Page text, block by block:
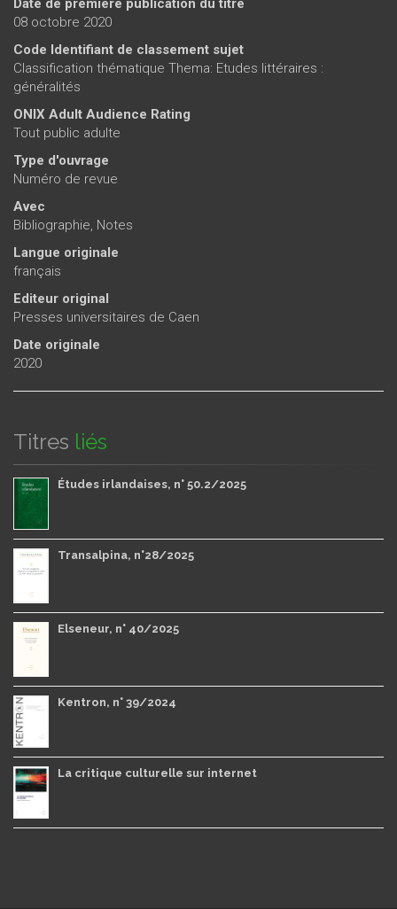
08 octobre 2020
Code Identifiant de classement sujet
Classification thématique Thema: Etudes littéraires :
généralités
ONIX Adult Audience Rating
Tout public adulte
Type d'ouvrage
Numéro de revue
Avec
Bibliographie, Notes
Langue originale
français
Editeur original
Presses universitaires de Caen
Date originale
2020
Titres liés
Études irlandaises, n° 50.2/2025
Transalpina, n°28/2025
Elseneur, n° 40/2025
Kentron, n° 39/2024
La critique culturelle sur internet